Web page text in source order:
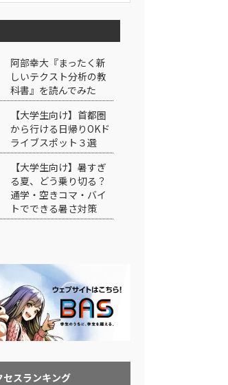
阿部幸大『まったく新
しいテクスト分析の教
科書』を読んでみた
【大学生向け】首都圏
から行ける日帰りOKド
ライブスポット３選
【大学生向け】暑すぎ
る夏、どう乗り切る？
通学・空きコマ・バイ
トでできる暑さ対策
セスランキング